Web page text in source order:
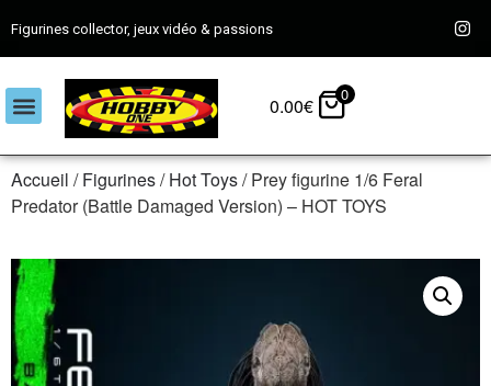
Figurines collector, jeux vidéo & passions
0.00€ 0
Accueil /Figurines/Hot Toys/ Prey figurine 1/6 Feral
Predator (Battle Damaged Version) – HOT TOYS